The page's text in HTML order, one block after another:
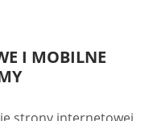
I MOBILNE